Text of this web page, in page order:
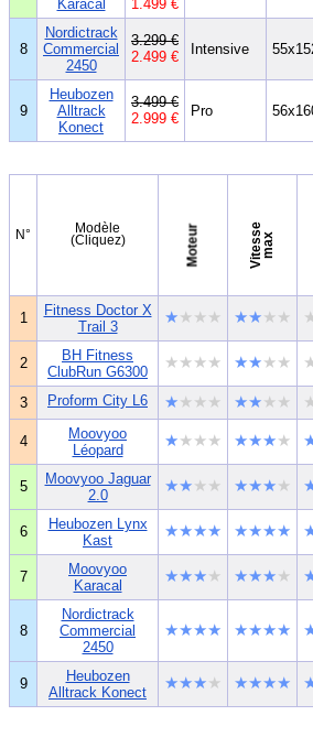
Karacal 1.499 €
8
Nordictrack
Commercial
2450
3.299 €
2.499 €
Intensive
9
Heubozen
Alltrack
Konect
3.499 €
2.999 €
Pro
N°
Modèle
(Cliquez)
Moteur V
i
t
e
ss
e
m
ax
1
Fitness Doctor X
Trail 3
★★★★ ★★★★
2
BH Fitness
ClubRun G6300
★★★★ ★★★★
3 Proform City L6 ★★★★ ★★★★
4
Moovyoo
Léopard
★★★★ ★★★★
5
Moovyoo Jaguar
2.0
★★★★ ★★★★
6
Heubozen Lynx
Kast
★★★★ ★★★★
7
Moovyoo
Karacal
★★★★ ★★★★
8
Nordictrack
Commercial
2450
★★★★ ★★★★
9
Heubozen
Alltrack Konect
★★★★ ★★★★